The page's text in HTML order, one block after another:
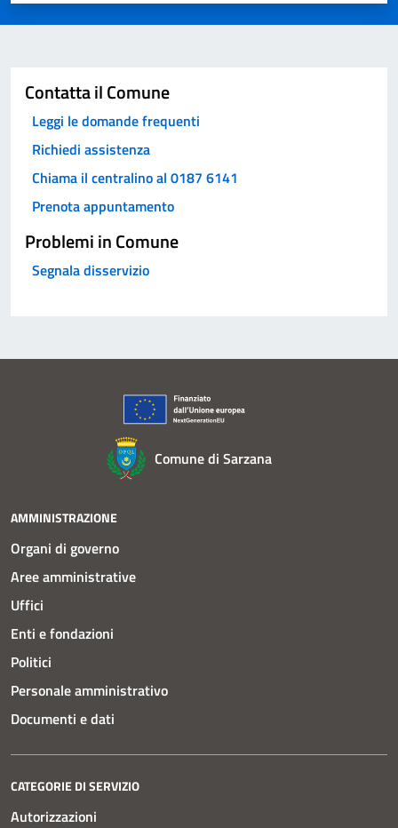
Contatta il Comune
Leggi le domande frequenti
Richiedi assistenza
Chiama il centralino al 0187 6141
Prenota appuntamento
Problemi in Comune
Segnala disservizio
Comune di Sarzana
AMMINISTRAZIONE
Organi di governo
Aree amministrative
Uffici
Enti e fondazioni
Politici
Personale amministrativo
Documenti e dati
CATEGORIE DI SERVIZIO
Autorizzazioni